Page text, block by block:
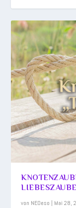
von NEOeso | Mai 28,